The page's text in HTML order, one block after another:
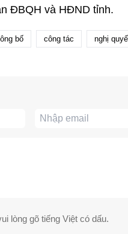
ĐBQH và HĐND tỉnh.
bố công tác nghị
lòng gõ tiếng Việt có dấu.